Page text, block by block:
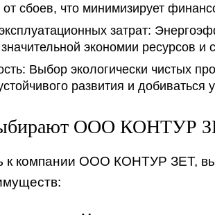
сбоев, что минимизирует
затрат:
экономии ресурсов
Выбор экологически чистых
развития и добиваться
ООО КОНТУР
компании ООО КОНТУР ЗЕТ, вы